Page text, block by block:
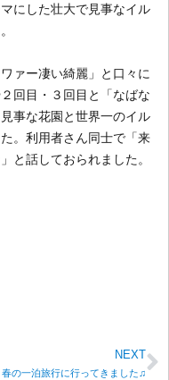
にした壮大で見事なイル
ァー凄い綺麗」と口々に
回目・３回目と「なばな
事な花園と世界一のイル
。利用者さん同士で「来
と話しておられました。
NEXT
春の一泊旅行に行ってきました♫